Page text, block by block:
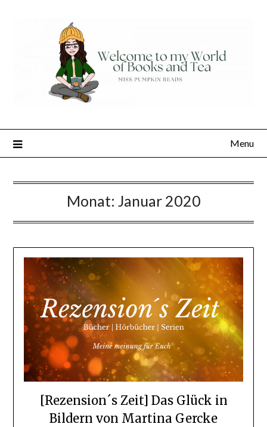
Menu
Monat: Januar 2020
[Rezension´s Zeit] Das Glück in
Bildern von Martina Gercke